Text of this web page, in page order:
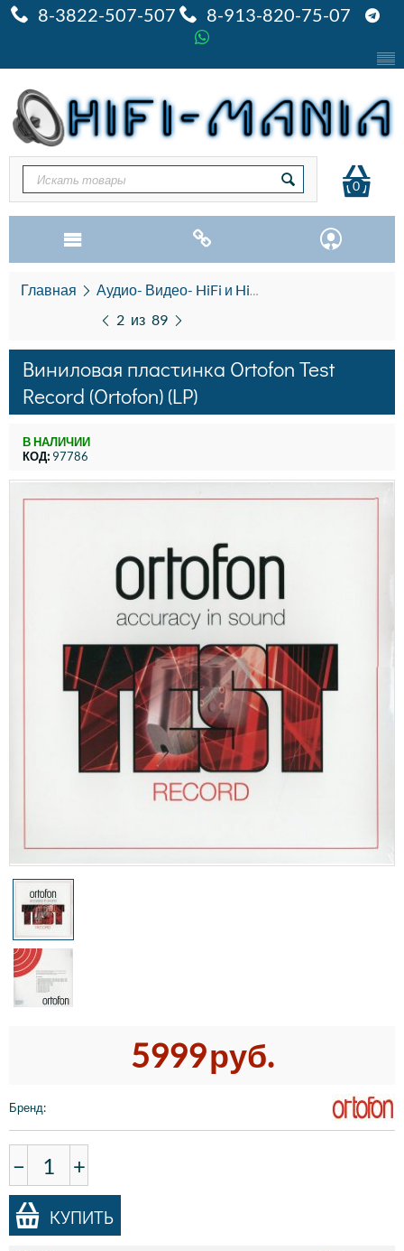
8-3822-507-507 8-913-820-75-07
0
Главная Аудио- Видео- HiFi и HiEND
2 из 89
Виниловая пластинка Ortofon Test
Record (Ortofon) (LP)
В НАЛИЧИИ
КОД: 97786
5999руб.
Бренд:
− +
КУПИТЬ